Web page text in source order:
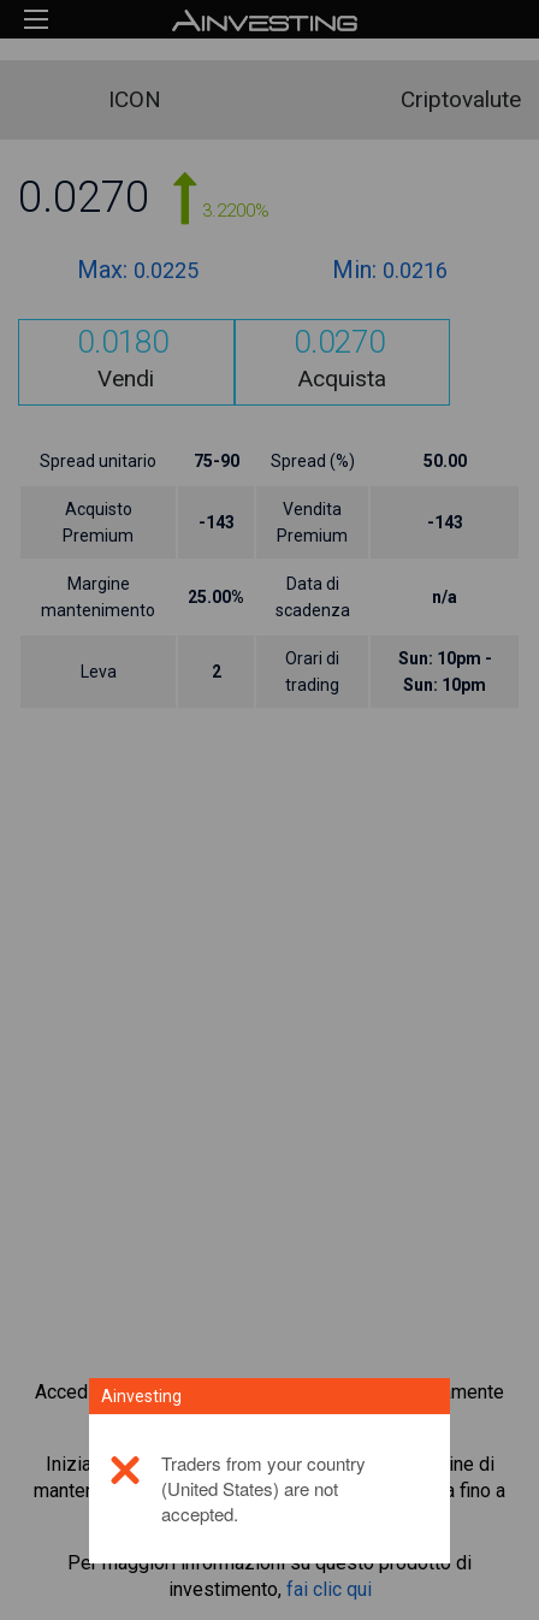
ICON Criptovalute
0.0270 3.2200%
Max: 0.0225 Min: 0.0216
0.0180
Vendi
0.0270
Acquista
Spread unitario 75-90 Spread (%) 50.00
Acquisto
Premium
-143
Vendita
Premium
-143
Margine
mantenimento
25.00%
Data di
scadenza
n/a
Leva 2
Orari di
trading
Sun: 10pm -
Sun: 10pm
Accedi subito alle criptovalute più popolari direttamente
dalla nostra piattaforma di trading in CFD.
Inizia a fare trading in CFD suICONcon un margine di
mantenimento minimo, migliore esecuzione e leva fino a
Per maggiori informazioni su questo prodotto di
investimento, fai clic qui
Ainvesting
Traders from your country
(United States) are not
accepted.